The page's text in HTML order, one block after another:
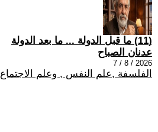
(11) ما قبل الدولة ... ما بعد الدولة
عدنان الصباح
2026 / 8 / 7
الفلسفة ,علم النفس , وعلم الاجتماع